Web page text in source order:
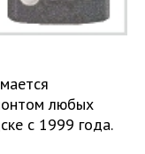
любых
с 1999 года.